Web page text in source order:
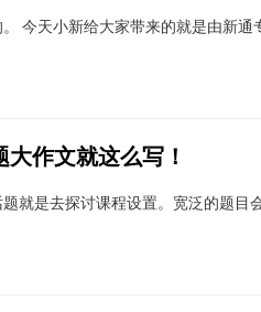
今天小新给大家带来的就是由新
作文就这么写！
就是去探讨课程设置。宽泛的题